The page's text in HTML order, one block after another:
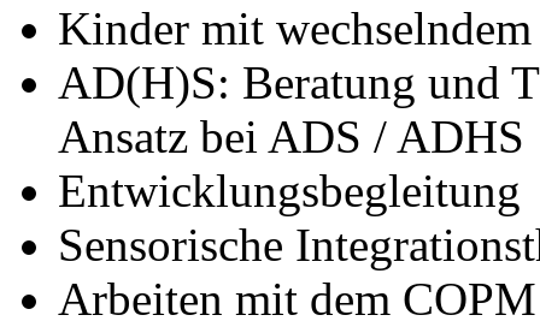
Kinder mit
AD(H)S: Beratung und
Ansatz bei ADS / ADHS
Entwicklungsbegleitung
Sensorische
Arbeiten mit dem